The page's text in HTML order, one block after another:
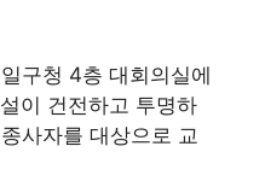
구청 4층 대회의실에
이 건전하고 투명하
사자를 대상으로 교